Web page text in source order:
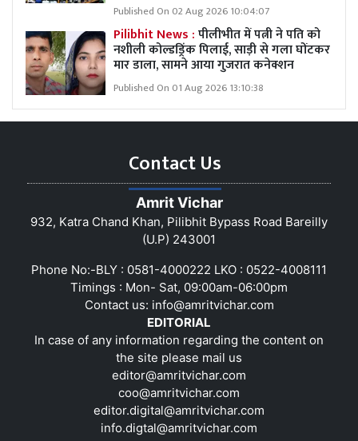
Published On 02 Aug 2026 10:04:07
Pilibhit News :पीलीभीत में पत्नी ने पति को
नशीली कोल्डड्रिंक पिलाई, साड़ी से गला घोंटकर
मार डाला, सामने आया गुजरात कनेक्शन
Published On 01 Aug 2026 13:10:38
Contact Us
Amrit Vichar
932, Katra Chand Khan, Pilibhit Bypass Road Bareilly
(U.P) 243001
Phone No:-BLY : 0581-4000222 LKO : 0522-4008111
Timings : Mon- Sat, 09:00am-06:00pm
Contact us: info@amritvichar.com
EDITORIAL
In case of any information regarding the content on
the site please mail us
editor@amritvichar.com
coo@amritvichar.com
editor.digital@amritvichar.com
info.digtal@amritvichar.com